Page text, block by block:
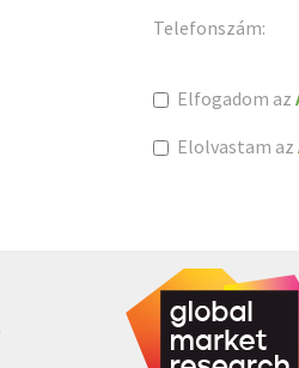
Telefonszám:
Elfogadom az
Elolvastam az